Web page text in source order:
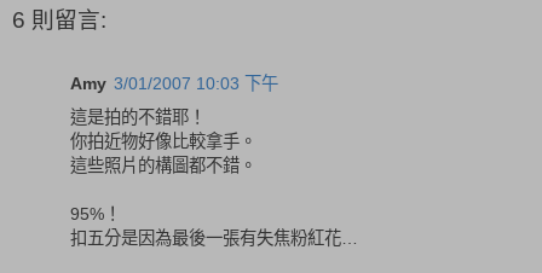
6 則留言:
Amy 3/01/2007 10:03 下午
這是拍的不錯耶！
你拍近物好像比較拿手。
這些照片的構圖都不錯。
95%！
扣五分是因為最後一張有失焦粉紅花…